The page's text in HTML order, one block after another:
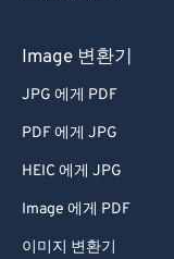
Image 변환기
JPG 에게 PDF
PDF 에게 JPG
HEIC 에게 JPG
Image 에게 PDF
이미지 변환기